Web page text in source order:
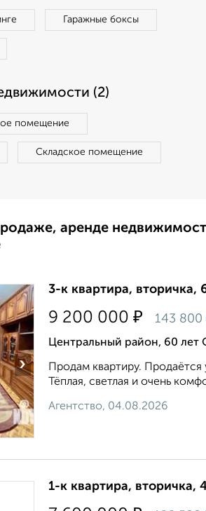
Гаражные боксы
(2)
помещение
Складское помещение
аренде
›
3-к квартира, вторичка,
9 200 000 ₽ 143 800
Центральный район, 60 лет
Продам квартиру.
Тёплая, светлая и очень
Агентство, 04.08.2026
1-к квартира, вторичка,